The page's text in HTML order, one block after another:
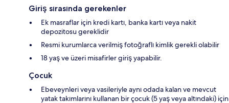
Giriş sırasında gerekenler
Ek masraflar için kredi kartı, banka kartı veya nakit
depozitosu gereklidir
Resmi kurumlarca verilmiş fotoğraflı kimlik gerekli olabilir
18 yaş ve üzeri misafirler giriş yapabilir.
Çocuk
Ebeveynleri veya vasileriyle aynı odada kalan ve mevcut
yatak takımlarını kullanan bir çocuk (5 yaş veya altındaki) için